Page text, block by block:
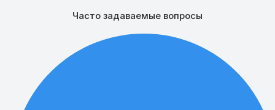
Часто задаваемые вопросы